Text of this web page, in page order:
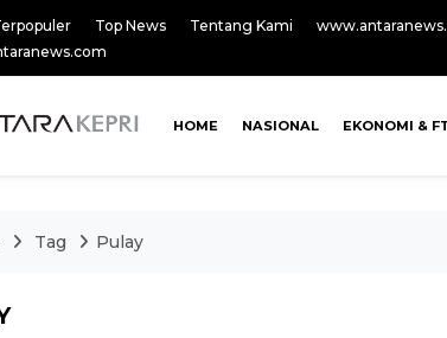
Top News Tentang Kami
HOME NASIONAL EKONOMI &
Tag Pulay